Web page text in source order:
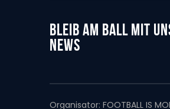
BLEIB AM BALL MIT
NEWS
Organisator: FOOTBALL IS